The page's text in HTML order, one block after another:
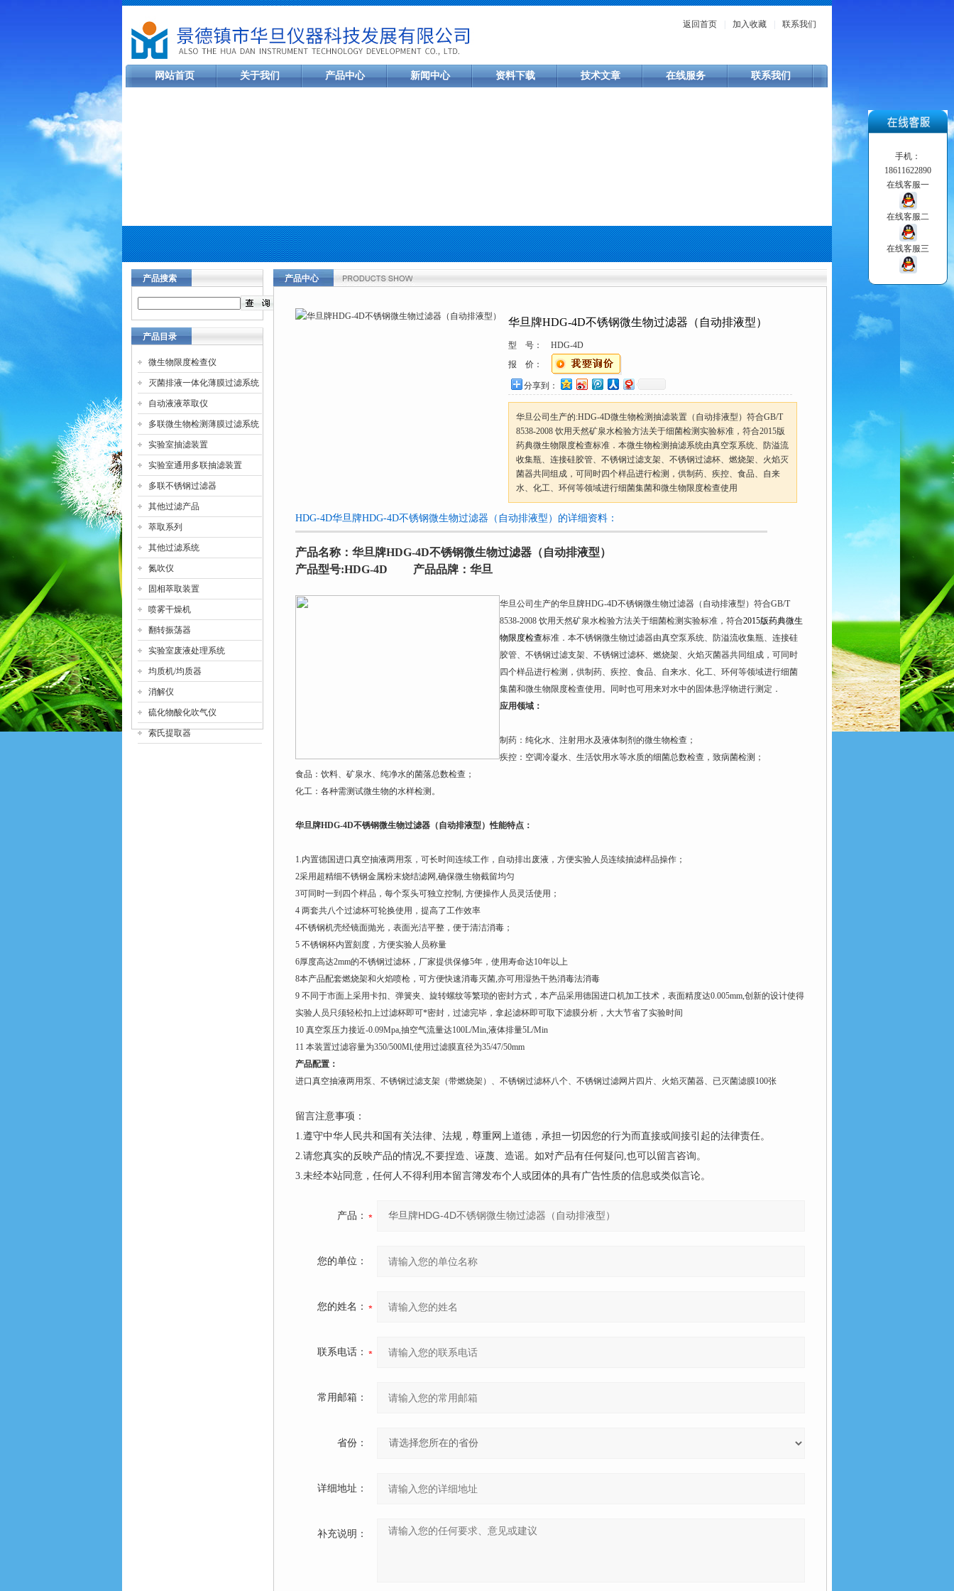
返回首页 加入收藏 联系我们
网站首页 关于我们 产品中心 新闻中心 资料下载 技术文章 在线服务 联系我们
产品搜索
产品目录
微生物限度检查仪
灭菌排液一体化薄膜过滤系统
自动液液萃取仪
多联微生物检测薄膜过滤系统
实验室抽滤装置
实验室通用多联抽滤装置
多联不锈钢过滤器
其他过滤产品
萃取系列
其他过滤系统
氮吹仪
固相萃取装置
喷雾干燥机
翻转振荡器
实验室废液处理系统
均质机/均质器
消解仪
硫化物酸化吹气仪
索氏提取器
产品中心
器（自动排液型）
华旦牌HDG-4D不锈钢微生物过滤器（自动排液型）
型 号：
HDG-4D
报 价：
分享到：
华旦公司生产的:HDG-4D微生物检测抽滤装置（自动排液型）符合GB/T
8538-2008 饮用天然矿泉水检验方法关于细菌检测实验标准，符合2015版
药典微生物限度检查标准．本微生物检测抽滤系统由真空泵系统、防溢流
收集瓶、连接硅胶管、不锈钢过滤支架、不锈钢过滤杯、燃烧架、火焰灭
菌器共同组成，可同时四个样品进行检测，供制药、疾控、食品、自来
水、化工、环何等领域进行细菌集菌和微生物限度检查使用
HDG-4D华旦牌HDG-4D不锈钢微生物过滤器（自动排液型）的详细资料：
产品名称：华旦牌HDG-4D不锈钢微生物过滤器（自动排液型）
产品型号:HDG-4D 产品品牌：华旦
华旦公司生产的华旦牌HDG-4D不锈钢微生物过滤器（自动排液型）符合GB/T
8538-2008 饮用天然矿泉水检验方法关于细菌检测实验标准，符合2015版药典微生
物限度检查标准．本不锈钢微生物过滤器由真空泵系统、防溢流收集瓶、连接硅
胶管、不锈钢过滤支架、不锈钢过滤杯、燃烧架、火焰灭菌器共同组成，可同时
四个样品进行检测，供制药、疾控、食品、自来水、化工、环何等领域进行细菌
集菌和微生物限度检查使用。同时也可用来对水中的固体悬浮物进行测定．
应用领域：
制药：纯化水、注射用水及液体制剂的微生物检查；
疾控：空调冷凝水、生活饮用水等水质的细菌总数检查，致病菌检测；
食品：饮料、矿泉水、纯净水的菌落总数检查；
化工：各种需测试微生物的水样检测。
华旦牌HDG-4D不锈钢微生物过滤器（自动排液型）性能特点：
1.内置德国进口真空抽液两用泵，可长时间连续工作，自动排出废液，方便实验人员连续抽滤样品操作；
2采用超精细不锈钢金属粉末烧结滤网,确保微生物截留均匀
3可同时一到四个样品，每个泵头可独立控制 , 方便操作人员灵活使用；
4 两套共八个过滤杯可轮换使用，提高了工作效率
4不锈钢机壳经镜面抛光，表面光洁平整，便于清洁消毒；
5 不锈钢杯内置刻度，方便实验人员称量
6厚度高达2mm的不锈钢过滤杯，厂家提供保修5年，使用寿命达10年以上
8本产品配套燃烧架和火焰喷枪，可方便快速消毒灭菌,亦可用湿热干热消毒法消毒
9 不同于市面上采用卡扣、弹簧夹、旋转螺纹等繁琐的密封方式，本产品采用德国进口机加工技术，表面精度达0.005mm,创新的设计使得
实验人员只须轻松扣上过滤杯即可*密封，过滤完毕，拿起滤杯即可取下滤膜分析，大大节省了实验时间
10 真空泵压力接近-0.09Mpa,抽空气流量达100L/Min,液体排量5L/Min
11 本装置过滤容量为350/500Ml,使用过滤膜直径为35/47/50mm
产品配置：
进口真空抽液两用泵、不锈钢过滤支架（带燃烧架）、不锈钢过滤杯八个、不锈钢过滤网片四片、火焰灭菌器、已灭菌滤膜100张
留言注意事项：
1.遵守中华人民共和国有关法律、法规，尊重网上道德，承担一切因您的行为而直接或间接引起的法律责任。
2.请您真实的反映产品的情况,不要捏造、诬蔑、造谣。如对产品有任何疑问,也可以留言咨询。
3.未经本站同意，任何人不得利用本留言簿发布个人或团体的具有广告性质的信息或类似言论。
产品：
您的单位：
您的姓名：
联系电话：
常用邮箱：
省份：
详细地址：
补充说明：
手机：
18611622890
在线客服一
在线客服二
在线客服三